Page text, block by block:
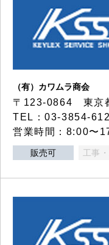
（有）カワムラ商会
〒123-0864 東京
TEL：03-3854-
営業時間：8:00〜
販売可 工事